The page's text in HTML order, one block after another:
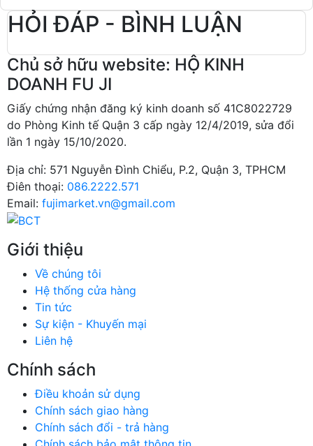
HỎI ĐÁP - BÌNH LUẬN
Chủ sở hữu website: HỘ KINH
DOANH FU JI
Giấy chứng nhận đăng ký kinh doanh số 41C8022729
do Phòng Kinh tế Quận 3 cấp ngày 12/4/2019, sửa đổi
lần 1 ngày 15/10/2020.
Địa chỉ: 571 Nguyễn Đình Chiểu, P.2, Quận 3, TPHCM
Điên thoại: 086.2222.571
Email: fujimarket.vn@gmail.com
Giới thiệu
Về chúng tôi
Hệ thống cửa hàng
Tin tức
Sự kiện - Khuyến mại
Liên hệ
Chính sách
Điều khoản sử dụng
Chính sách giao hàng
Chính sách đổi - trả hàng